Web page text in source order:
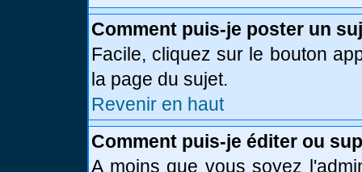
Comment puis-je poster un
Facile, cliquez sur le bouton
la page du sujet.
Revenir en haut
Comment puis-je éditer ou
A moins que vous soyez